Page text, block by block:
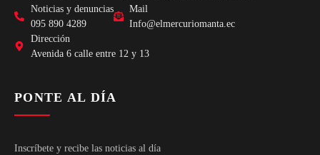
Noticias y denuncias
095 890 4289
Mail
Info@elmercuriomanta.ec
Dirección
Avenida 6 calle entre 12 y 13
PONTE AL DÍA
Inscríbete y recibe las noticias al día